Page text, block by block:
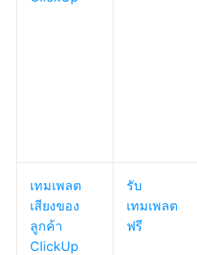
เทมเพลต
เสียงของ
ลูกค้า
ClickUp
รับ
เทมเพลต
ฟรี